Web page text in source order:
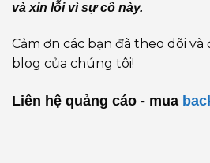
và xin lỗi vì sự cố này.
Cảm ơn các bạn đã theo dõi
blog của chúng tôi!
Liên hệ quảng cáo - mua